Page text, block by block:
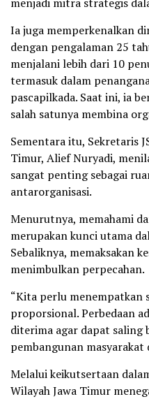
Ia juga memperkenalkan
dengan pengalaman 25
menjalani lebih dari 10
termasuk dalam
pascapilkada. Saat ini, ia
salah satunya membina
Sementara itu, Sekretaris
Timur, Alief Nuryadi,
sangat penting sebagai
antarorganisasi.
Menurutnya, memahami
merupakan kunci utama
Sebaliknya, memaksakan
menimbulkan perpecahan.
“Kita perlu menempatkan
proporsional. Perbedaan
diterima agar dapat saling
pembangunan masyarakat
Melalui keikutsertaan
Wilayah Jawa Timur